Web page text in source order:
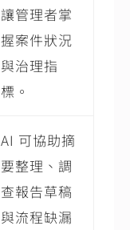
讓管理者掌
握案件狀況
與治理指
標。
AI 可協助摘
要整理、調
查報告草稿
與流程缺漏